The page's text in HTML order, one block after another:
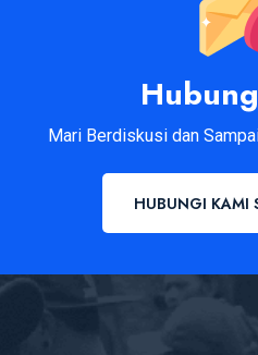
Mari Berdiskusi dan
HUBUNGI KAMI